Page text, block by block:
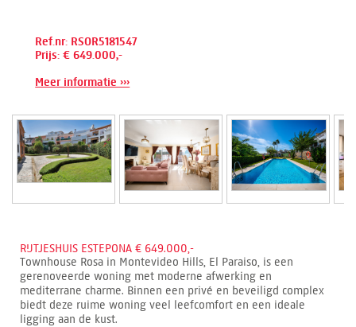
Ref.nr: RSOR5181547
Prijs: € 649.000,-
Meer informatie ›››
RIJTJESHUIS ESTEPONA € 649.000,-
Townhouse Rosa in Montevideo Hills, El Paraiso, is een
gerenoveerde woning met moderne afwerking en
mediterrane charme. Binnen een privé en beveiligd complex
biedt deze ruime woning veel leefcomfort en een ideale
ligging aan de kust.